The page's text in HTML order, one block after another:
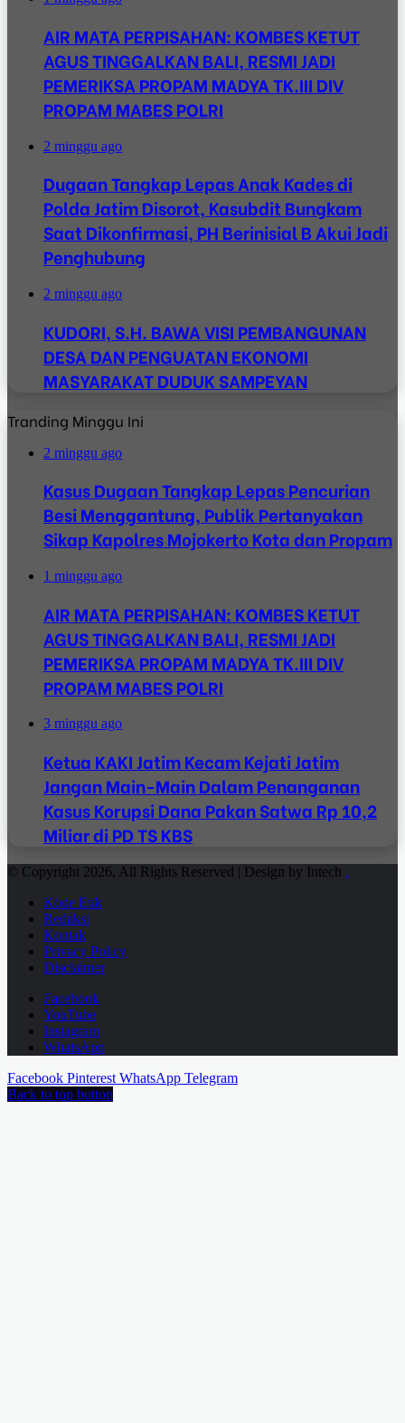
AIR MATA PERPISAHAN: KOMBES KETUT
AGUS TINGGALKAN BALI, RESMI JADI
PEMERIKSA PROPAM MADYA TK.III DIV
PROPAM MABES POLRI
2 minggu ago
Dugaan Tangkap Lepas Anak Kades di
Polda Jatim Disorot, Kasubdit Bungkam
Saat Dikonfirmasi, PH Berinisial B Akui Jadi
Penghubung
2 minggu ago
KUDORI, S.H. BAWA VISI PEMBANGUNAN
DESA DAN PENGUATAN EKONOMI
MASYARAKAT DUDUK SAMPEYAN
Tranding Minggu Ini
2 minggu ago
Kasus Dugaan Tangkap Lepas Pencurian
Besi Menggantung, Publik Pertanyakan
Sikap Kapolres Mojokerto Kota dan Propam
1 minggu ago
AIR MATA PERPISAHAN: KOMBES KETUT
AGUS TINGGALKAN BALI, RESMI JADI
PEMERIKSA PROPAM MADYA TK.III DIV
PROPAM MABES POLRI
3 minggu ago
Ketua KAKI Jatim Kecam Kejati Jatim
Jangan Main-Main Dalam Penanganan
Kasus Korupsi Dana Pakan Satwa Rp 10,2
Miliar di PD TS KBS
© Copyright 2026, All Rights Reserved | Design by Intech .
Kode Etik
Redaksi
Kontak
Privacy Policy
Disclaimer
Facebook
YouTube
Instagram
WhatsApp
Facebook Pinterest WhatsApp Telegram
Back to top button